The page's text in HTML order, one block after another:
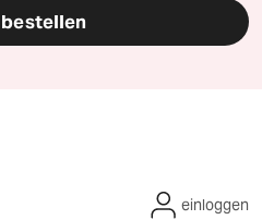
einloggen